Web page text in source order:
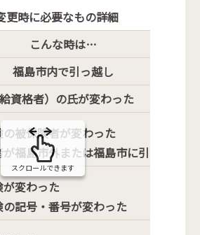
更時に必要なもの詳細
こんな時は…
福島市内で引っ越し
資格者）の氏が変わった
被保険者が変わった
福島市外または福島市に引っ越し
変わった
記号・番号が変わった
スクロールできます